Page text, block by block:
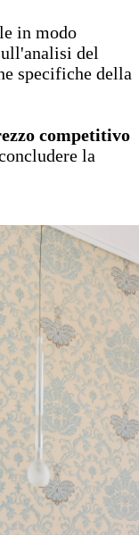
in modo
del
specifiche della
competitivo
la